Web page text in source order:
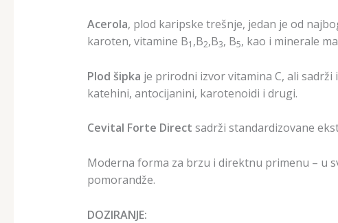
Acerola, plod karipske trešnje, jedan je od
karoten, vitamine B1 ,B2,B3, B5, kao i minerale
Plod šipka je prirodni izvor vitamina C, ali
katehini, antocijanini, karotenoidi i drugi.
Cevital Forte Direct sadrži standardizovane
Moderna forma za brzu i direktnu primenu – u
pomorandže.
DOZIRANJE: